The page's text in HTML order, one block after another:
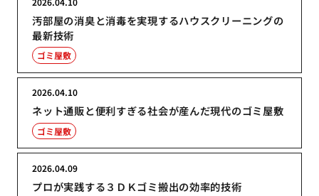
汚部屋の消臭と消毒を実現するハウスクリーニングの
最新技術
ゴミ屋敷
ネット通販と便利すぎる社会が産んだ現代のゴミ屋敷
2026.04.10
ゴミ屋敷
プロが実践する３ＤＫゴミ搬出の効率的技術
2026.04.09